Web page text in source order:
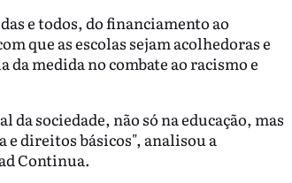
e todos, do financiamento ao
que as escolas sejam acolhedoras e
medida no combate ao racismo e
sociedade, não só na educação, mas
e direitos básicos", analisou a
Continua.